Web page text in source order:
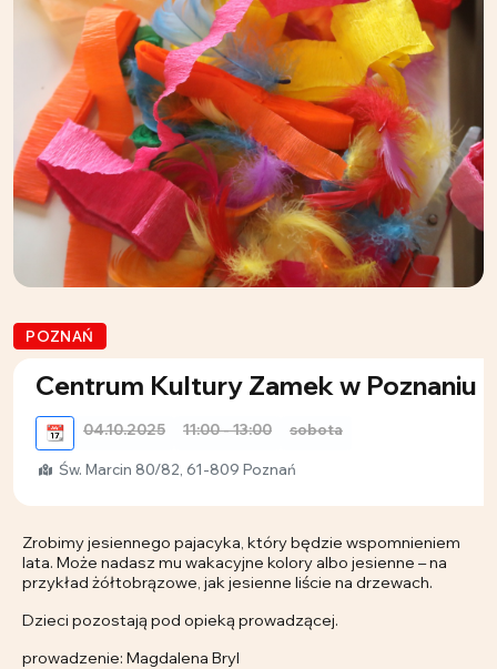
POZNAŃ
Centrum Kultury Zamek w Poznaniu
📆 04.10.2025 11:00 - 13:00 sobota
Św. Marcin 80/82, 61-809 Poznań
Zrobimy jesiennego pajacyka, który będzie wspomnieniem
lata. Może nadasz mu wakacyjne kolory albo jesienne – na
przykład żółtobrązowe, jak jesienne liście na drzewach.
Dzieci pozostają pod opieką prowadzącej.
prowadzenie: Magdalena Bryl